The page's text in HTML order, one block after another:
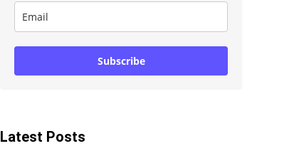
Subscribe
Latest Posts